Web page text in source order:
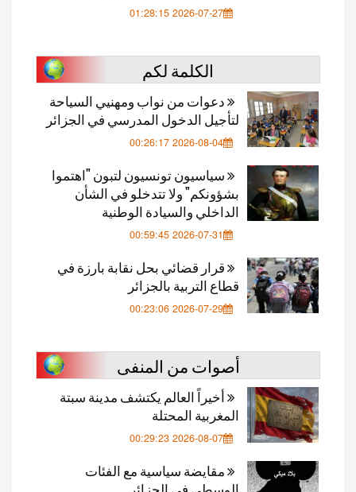
2026-07-27 01:28:15
الكلمة لكم
دعوات من نواب ومهنيي السياحة
لتأجيل الدخول المدرسي في الجزائر
2026-08-04 00:26:17
سياسيون تونسيون لتبون "اهتموا
بشؤونكم" ولا تتدخلو في الشأن
الداخلي والسيادة الوطنية
2026-07-31 00:59:45
قرار قضائي بحل نقابة بارزة في
قطاع التربية بالجزائر
2026-07-29 00:23:06
أصوات من المنفى
أخيراً العالم يكتشف مدينة سبتة
المغربية المحتلة
2026-08-07 00:29:23
مقايضة سياسية مع الفئات